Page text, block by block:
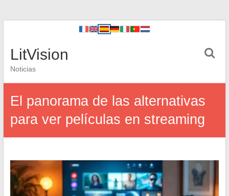
LitVision
Noticias
El panorama de las alternativas
para ver películas en streaming